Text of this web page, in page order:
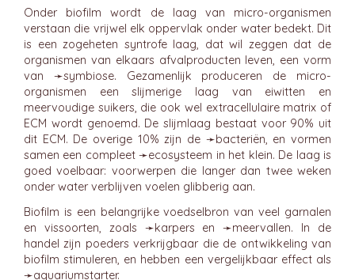
Onder biofilm wordt de laag van micro-organismen
verstaan die vrijwel elk oppervlak onder water bedekt. Dit
is een zogeheten syntrofe laag, dat wil zeggen dat de
organismen van elkaars afvalproducten leven, een vorm
van ➛symbiose. Gezamenlijk produceren de micro-
organismen een slijmerige laag van eiwitten en
meervoudige suikers, die ook wel extracellulaire matrix of
ECM wordt genoemd. De slijmlaag bestaat voor 90% uit
dit ECM. De overige 10% zijn de ➛bacteriën, en vormen
samen een compleet ➛ecosysteem in het klein. De laag is
goed voelbaar: voorwerpen die langer dan twee weken
onder water verblijven voelen glibberig aan.
Biofilm is een belangrijke voedselbron van veel garnalen
en vissoorten, zoals ➛karpers en ➛meervallen. In de
handel zijn poeders verkrijgbaar die de ontwikkeling van
biofilm stimuleren, en hebben een vergelijkbaar effect als
➛aquariumstarter.